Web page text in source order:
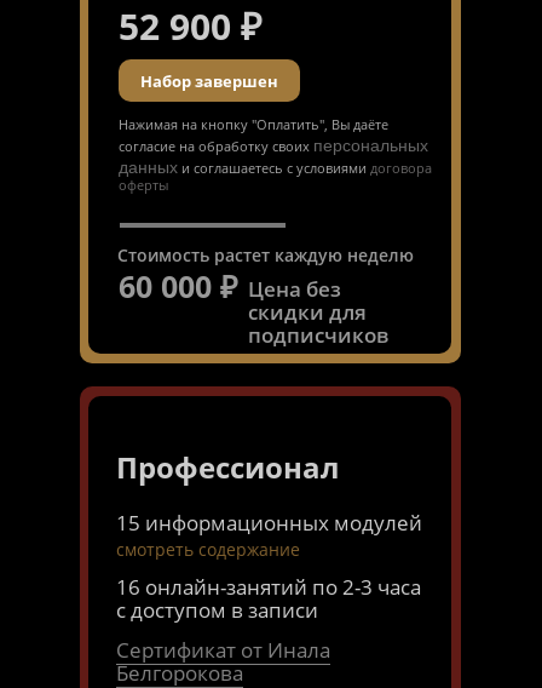
Профессионал
15 информационных модулей
16 онлайн-занятий по 2-3 часа
с доступом в записи
Сертификат от Инала
Белгорокова
52 900 ₽
60 000 ₽
Набор завершен
Нажимая на кнопку "Оплатить", Вы даёте
согласие на обработку своих персональных
данных и соглашаетесь с условиями договора
оферты
смотреть содержание
Цена без
скидки для
подписчиков
Стоимость растет каждую неделю